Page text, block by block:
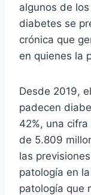
algunos de
diabetes se
crónica que
en quienes la
Desde 2019,
padecen
42%, una
de 5.809
las
patología en
patología que